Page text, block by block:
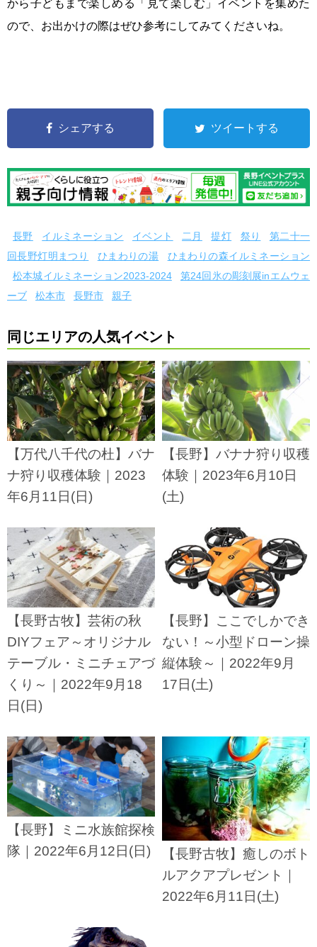
から子どもまで楽しめる「見て楽しむ」イベントを集めた
ので、お出かけの際はぜひ参考にしてみてくださいね。
シェアする ツイートする
長野 イルミネーション イベント 二月 提灯 祭り
第二十一
回長野灯明まつり
ひまわりの湯
ひまわりの森イルミネーション
松本城イルミネーション2023‐2024
第24回氷の彫刻展inエムウェ
ーブ
松本市 長野市 親子
同じエリアの人気イベント
【万代八千代の杜】バナ
ナ狩り収穫体験｜2023
年6月11日(日)
【長野】バナナ狩り収穫
体験｜2023年6月10日
(土)
【長野古牧】芸術の秋
DIYフェア～オリジナル
テーブル・ミニチェアづ
くり～｜2022年9月18
日(日)
【長野】ここでしかでき
ない！～小型ドローン操
縦体験～｜2022年9月
17日(土)
【長野】ミニ水族館探検
隊｜2022年6月12日(日)
【長野古牧】癒しのボト
ルアクアプレゼント｜
2022年6月11日(土)